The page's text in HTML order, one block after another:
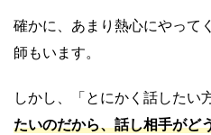
確かに、あまり熱心にやって
師もいます。
しかし、「とにかく話したい
たいのだから、話し相手がど